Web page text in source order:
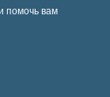
помочь вам